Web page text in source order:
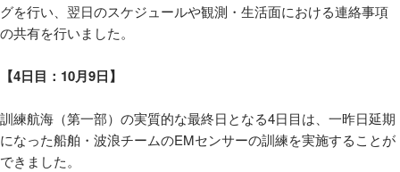
グを行い、翌日のスケジュールや観測・生活面における連絡事項
の共有を行いました。
【4日目：10月9日】
訓練航海（第一部）の実質的な最終日となる4日目は、一昨日延期
になった船舶・波浪チームのEMセンサーの訓練を実施することが
できました。